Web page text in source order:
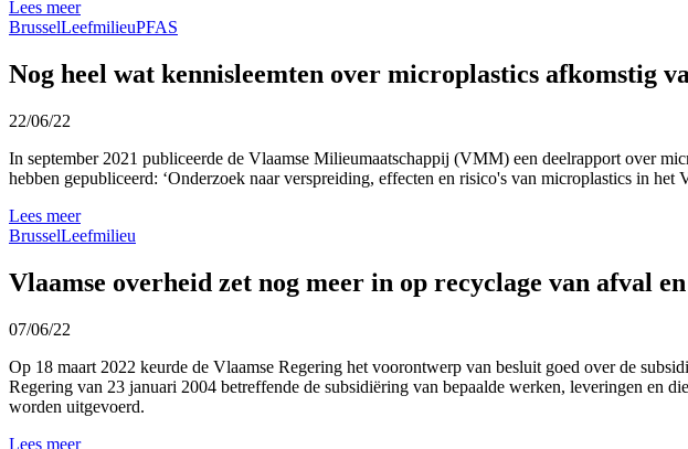
Lees meer
BrusselLeefmilieuPFAS
Nog heel wat kennisleemten over microplastics afkomstig
22/06/22
In september 2021 publiceerde de Vlaamse Milieumaatschappij (VMM) een deelrapport over
hebben gepubliceerd: ‘Onderzoek naar verspreiding, effecten en risico's van microplastics in het
Lees meer
BrusselLeefmilieu
Vlaamse overheid zet nog meer in op recyclage van afval
07/06/22
Op 18 maart 2022 keurde de Vlaamse Regering het voorontwerp van besluit goed over de
Regering van 23 januari 2004 betreffende de subsidiëring van bepaalde werken, leveringen en
worden uitgevoerd.
Lees meer